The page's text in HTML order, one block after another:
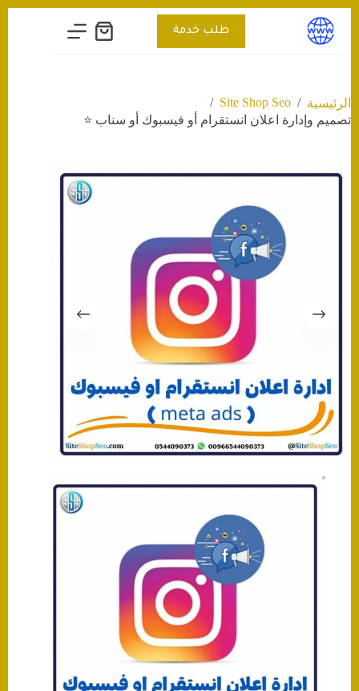
التجاوز
المحتوى
طلب خدمة
عربة
الرئيسية /
Site Shop Seo
/
تصميم وإدارة اعلان انستقرام أو فيسبوك أو سناب ⭐️